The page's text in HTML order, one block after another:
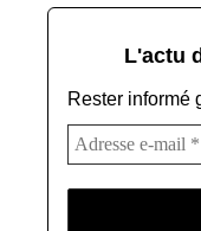
L'actu
Rester informé